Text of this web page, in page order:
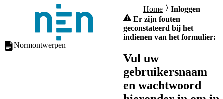
Normontwerpen
Home
Inloggen
Er zijn fouten
geconstateerd bij het
indienen van het formulier:
Vul uw
gebruikersnaam
en wachtwoord